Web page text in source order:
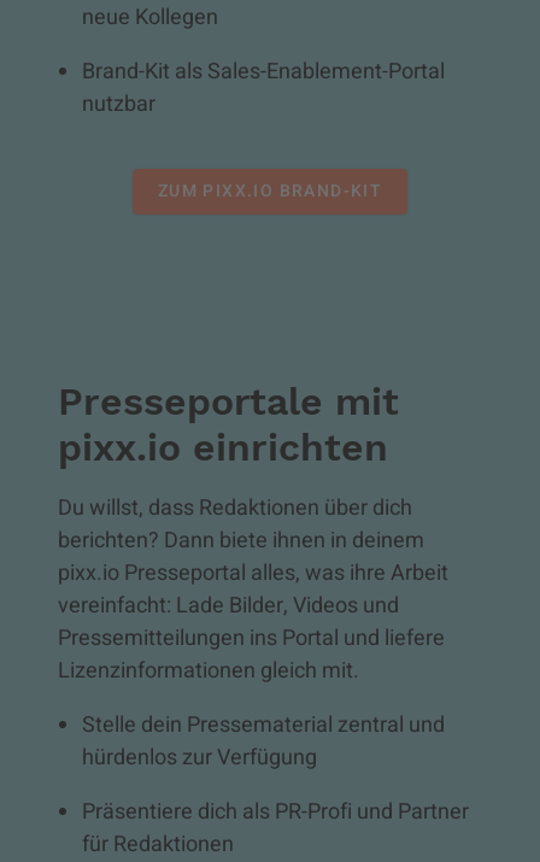
neue Kollegen
Brand-Kit als Sales-Enablement-Portal
nutzbar
ZUM PIXX.IO BRAND-KIT
Presseportale mit
pixx.io einrichten
Du willst, dass Redaktionen über dich
berichten? Dann biete ihnen in deinem
pixx.io Presseportal alles, was ihre Arbeit
vereinfacht: Lade Bilder, Videos und
Pressemitteilungen ins Portal und liefere
Lizenzinformationen gleich mit.
Stelle dein Pressematerial zentral und
hürdenlos zur Verfügung
Präsentiere dich als PR-Profi und Partner
für Redaktionen